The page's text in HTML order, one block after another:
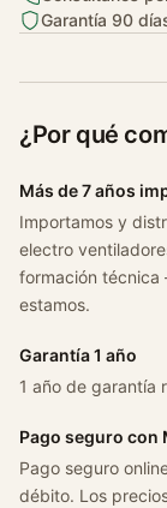
o
r
a
W
a
l
l
W
g
l
e
2
Garantía 90
¿Por qué
Más de 7 años
Importamos y
electro
formación
estamos.
Garantía 1 año
1 año de garantía
Pago seguro con
Pago seguro
débito. Los